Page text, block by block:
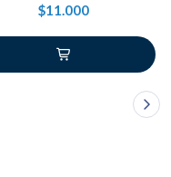
$11.000